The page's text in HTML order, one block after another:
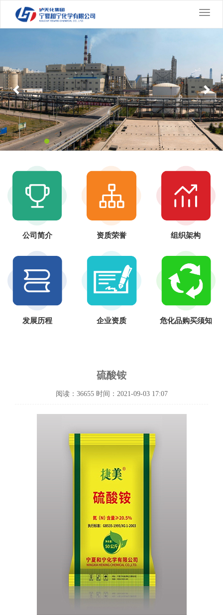
切
公司简介 资质荣誉 组织架构
发展历程 企业资质 危化品购买须知
硫酸铵
阅读：36655 时间：2021-09-03 17:07